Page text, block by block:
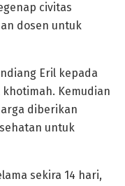
civitas
dosen untuk
Eril kepada
khotimah. Kemudian
diberikan
untuk
sekira 14 hari,